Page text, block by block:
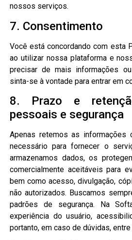
nossos serviços.
7. Consentimento
Você está concordando com esta
ao utilizar nossa plataforma e
precisar de mais informações
sinta-se à vontade para entrar em
8. Prazo e
pessoais e segurança
Apenas retemos as informações
necessário para fornecer o
armazenamos dados, os
comercialmente aceitáveis para
bem como acesso, divulgação,
não autorizados. Buscamos
padrões de segurança. Na
experiência do usuário,
portanto, em caso de dúvidas,